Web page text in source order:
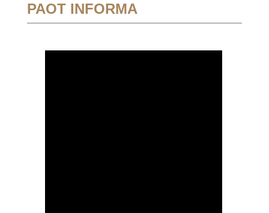
PAOT INFORMA